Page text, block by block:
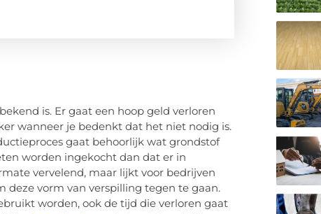
is. Er gaat een hoop geld verloren
wanneer je bedenkt dat het niet nodig is.
gaat behoorlijk wat grondstof
worden ingekocht dan dat er in
vervelend, maar lijkt voor bedrijven
deze vorm van verspilling tegen te gaan.
worden, ook de tijd die verloren gaat